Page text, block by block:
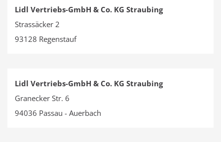
Lidl Vertriebs-GmbH & Co. KG Straubing
Strassäcker 2
93128 Regenstauf
Lidl Vertriebs-GmbH & Co. KG Straubing
Granecker Str. 6
94036 Passau - Auerbach